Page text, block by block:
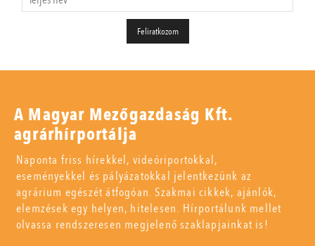
A Magyar Mezőgazdaság Kft.
agrárhírportálja
Naponta friss hírekkel, videóriportokkal,
eseményekkel és pályázatokkal jelentkezünk az
agrárium egészét átfogóan. Szakmai cikkek, ajánlók,
elemzések egy helyen, hitelesen. Hírportálunk mellet
olvassa rendszeresen megjelenő szaklapjainkat is!